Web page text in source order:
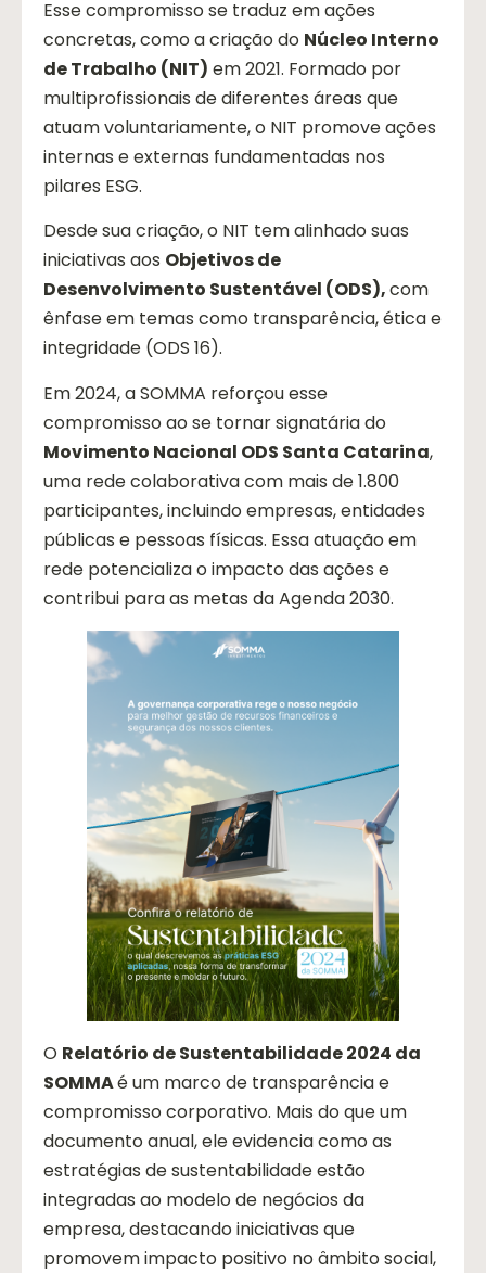
Esse compromisso se traduz em ações
concretas, como a criação do Núcleo Interno
de Trabalho (NIT) em 2021. Formado por
multiprofissionais de diferentes áreas que
atuam voluntariamente, o NIT promove ações
internas e externas fundamentadas nos
pilares ESG.
Desde sua criação, o NIT tem alinhado suas
iniciativas aos Objetivos de
Desenvolvimento Sustentável (ODS),com
ênfase em temas como transparência, ética e
integridade (ODS 16).
Em 2024, a SOMMA reforçou esse
compromisso ao se tornar signatária do
Movimento Nacional ODS Santa Catarina,
uma rede colaborativa com mais de 1.800
participantes, incluindo empresas, entidades
públicas e pessoas físicas. Essa atuação em
rede potencializa o impacto das ações e
contribui para as metas da Agenda 2030.
O Relatório de Sustentabilidade 2024 da
SOMMAé um marco de transparência e
compromisso corporativo. Mais do que um
documento anual, ele evidencia como as
estratégias de sustentabilidade estão
integradas ao modelo de negócios da
empresa, destacando iniciativas que
promovem impacto positivo no âmbito social,